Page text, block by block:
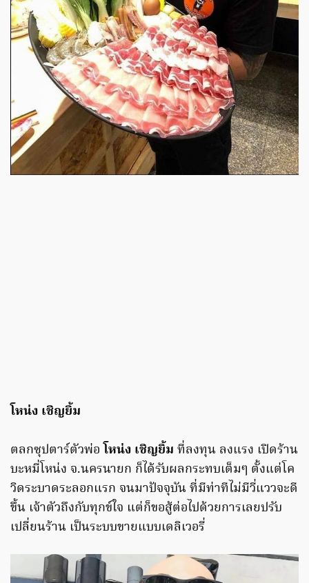
โหน่ง เชิญยิ้ม
ตลกซุปตาร์ตัวพ่อโหน่ง เชิญยิ้ม ที่ลงทุน ลงแรง เปิดร้าน
บะหมี่โหน่ง จ.นครนายก ก็ได้รับผลกระทบเต็มๆ ตั้งแต่โค
วิดระบาดระลอกแรก จนมาปัจจุบัน ที่มีท่าทีไม่มีวี่แววจะดี
ขึ้น เจ้าตัวถึงกับทุกข์ใจ แต่ก็ขอสู้ต่อไปด้วยการเลยปรับ
เปลี่ยนร้าน เป็นระบบขายแบบเดลิเวอรี่